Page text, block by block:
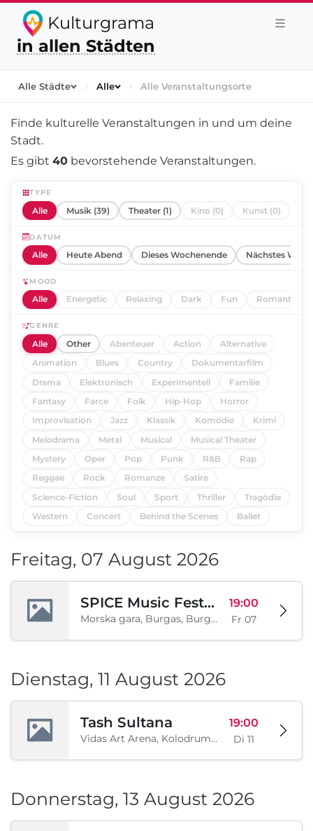
Kulturgrama
in allen Städten
Alle Städte › Alle › Alle Veranstaltungsorte
Finde kulturelle Veranstaltungen in und um deine
Stadt.
Es gibt 40 bevorstehende Veranstaltungen.
TYPE
Alle Musik (39) Theater (1) Kino (0) Kunst (0)
DATUM
Alle Heute Abend Dieses Wochenende Nächstes
MOOD
Alle Energetic Relaxing Dark Fun Romantic
GENRE
Alle Other Abenteuer Action
Alternative
Animation
Blues Country
Dokumentarfilm
Drama
Elektronisch Experimentell
Familie
Fantasy
Farce Folk Hip-Hop
Horror
Improvisation
Jazz Klassik Komödie
Krimi
Melodrama
Metal Musical
Musical Theater
Mystery
Oper Pop Punk R&B
Rap
Reggae
Rock Romanze
Satire
Science-Fiction
Soul Sport Thriller
Tragödie
Western
Concert Behind the Scenes Ballet
Freitag, 07 August 2026
SPICE Music Festival 2026
Morska gara, Burgas, Burgas, BG
19:00
Fr 07
Dienstag, 11 August 2026
Tash Sultana
Vidas Art Arena, Kolodrum, Borisova gradina, Sofia, BG
19:00
Di 11
Donnerstag, 13 August 2026